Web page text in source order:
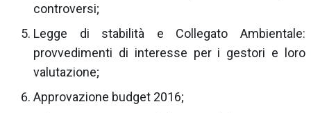
controversi;
Legge di stabilità e Collegato Ambientale:
provvedimenti di interesse per i gestori e loro
valutazione;
Approvazione budget 2016;